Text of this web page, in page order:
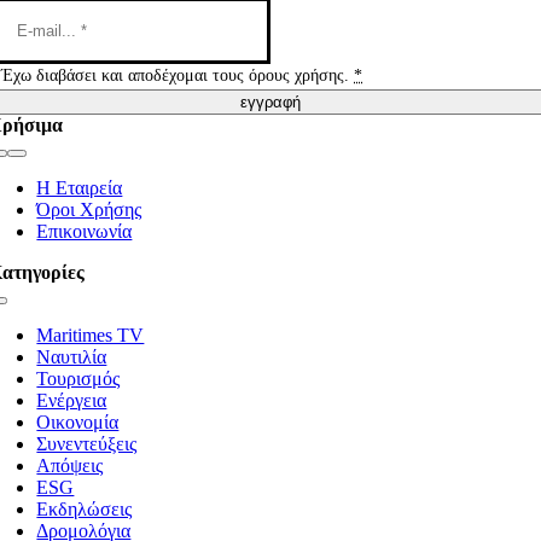
Έχω διαβάσει και αποδέχομαι τους όρους χρήσης.*
εγγραφή
Η Εταιρεία
Όροι Χρήσης
Επικοινωνία
Maritimes TV
Ναυτιλία
Τουρισμός
Ενέργεια
Οικονομία
Συνεντεύξεις
Απόψεις
ESG
Εκδηλώσεις
Δρομολόγια